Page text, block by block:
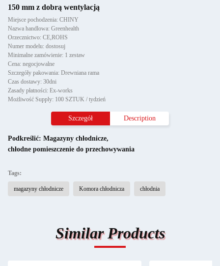
150 mm z dobrą wentylacją
Miejsce pochodzenia: CHINY
Nazwa handlowa: Greenhealth
Orzecznictwo: CE,ROHS
Numer modelu: dostosuj
Minimalne zamówienie: 1 zestaw
Cena: negocjowalne
Szczegóły pakowania: Drewniana rama
Czas dostawy: 30dni
Zasady płatności: Ex-works
Możliwość Supply: 100 SZTUK / tydzień
Szczegół Description
Podkreślić: Magazyny chłodnicze,
chłodne pomieszczenie do przechowywania
Tags:
magazyny chłodnicze Komora chłodnicza chłodnia
Similar Products